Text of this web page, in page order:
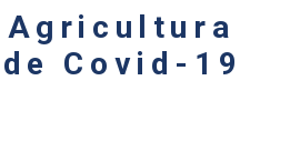
Covid-19